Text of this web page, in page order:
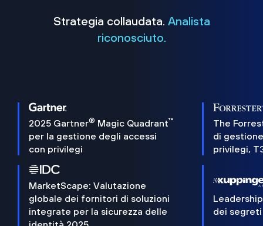
Strategia collaudata. Analista
riconosciuto.
2025 Gartner® Magic Quadrant™
per la gestione degli accessi
con privilegi
The
di
privilegi,
MarketScape: Valutazione
globale dei fornitori di soluzioni
integrate per la sicurezza delle
dei segreti